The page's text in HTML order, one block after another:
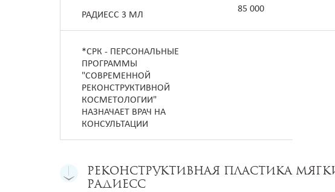
РАДИЕСС 3 МЛ
85 000
*СРК - ПЕРСОНАЛЬНЫЕ
ПРОГРАММЫ
"СОВРЕМЕННОЙ
РЕКОНСТРУКТИВНОЙ
КОСМЕТОЛОГИИ"
НАЗНАЧАЕТ ВРАЧ НА
КОНСУЛЬТАЦИИ
РЕКОНСТРУКТИВНАЯ ПЛАСТИКА
Радиесс